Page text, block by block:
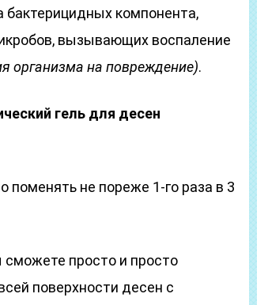
компонента,
вызывающих воспаление
организма на повреждение).
гель для десен
поменять не пореже 1-го раза в 3
сможете просто и просто
поверхности десен с